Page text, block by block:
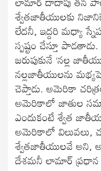
శ్వేతజాతీయులకు
లేదనీ, ఇద్దరి మధ్యా
స్పష్టం చేస్తూ
జరుపుకునే ‘నల్ల
నల్లజాతీయులను
చెప్తాడు. అమెరికా
అమెరికాలో జాతుల
ఎందుకంటే శ్వేత
అమెరికాలో విలువలు,
శ్వేతజాతీయులవే అని,
దేశమనీ లామార్